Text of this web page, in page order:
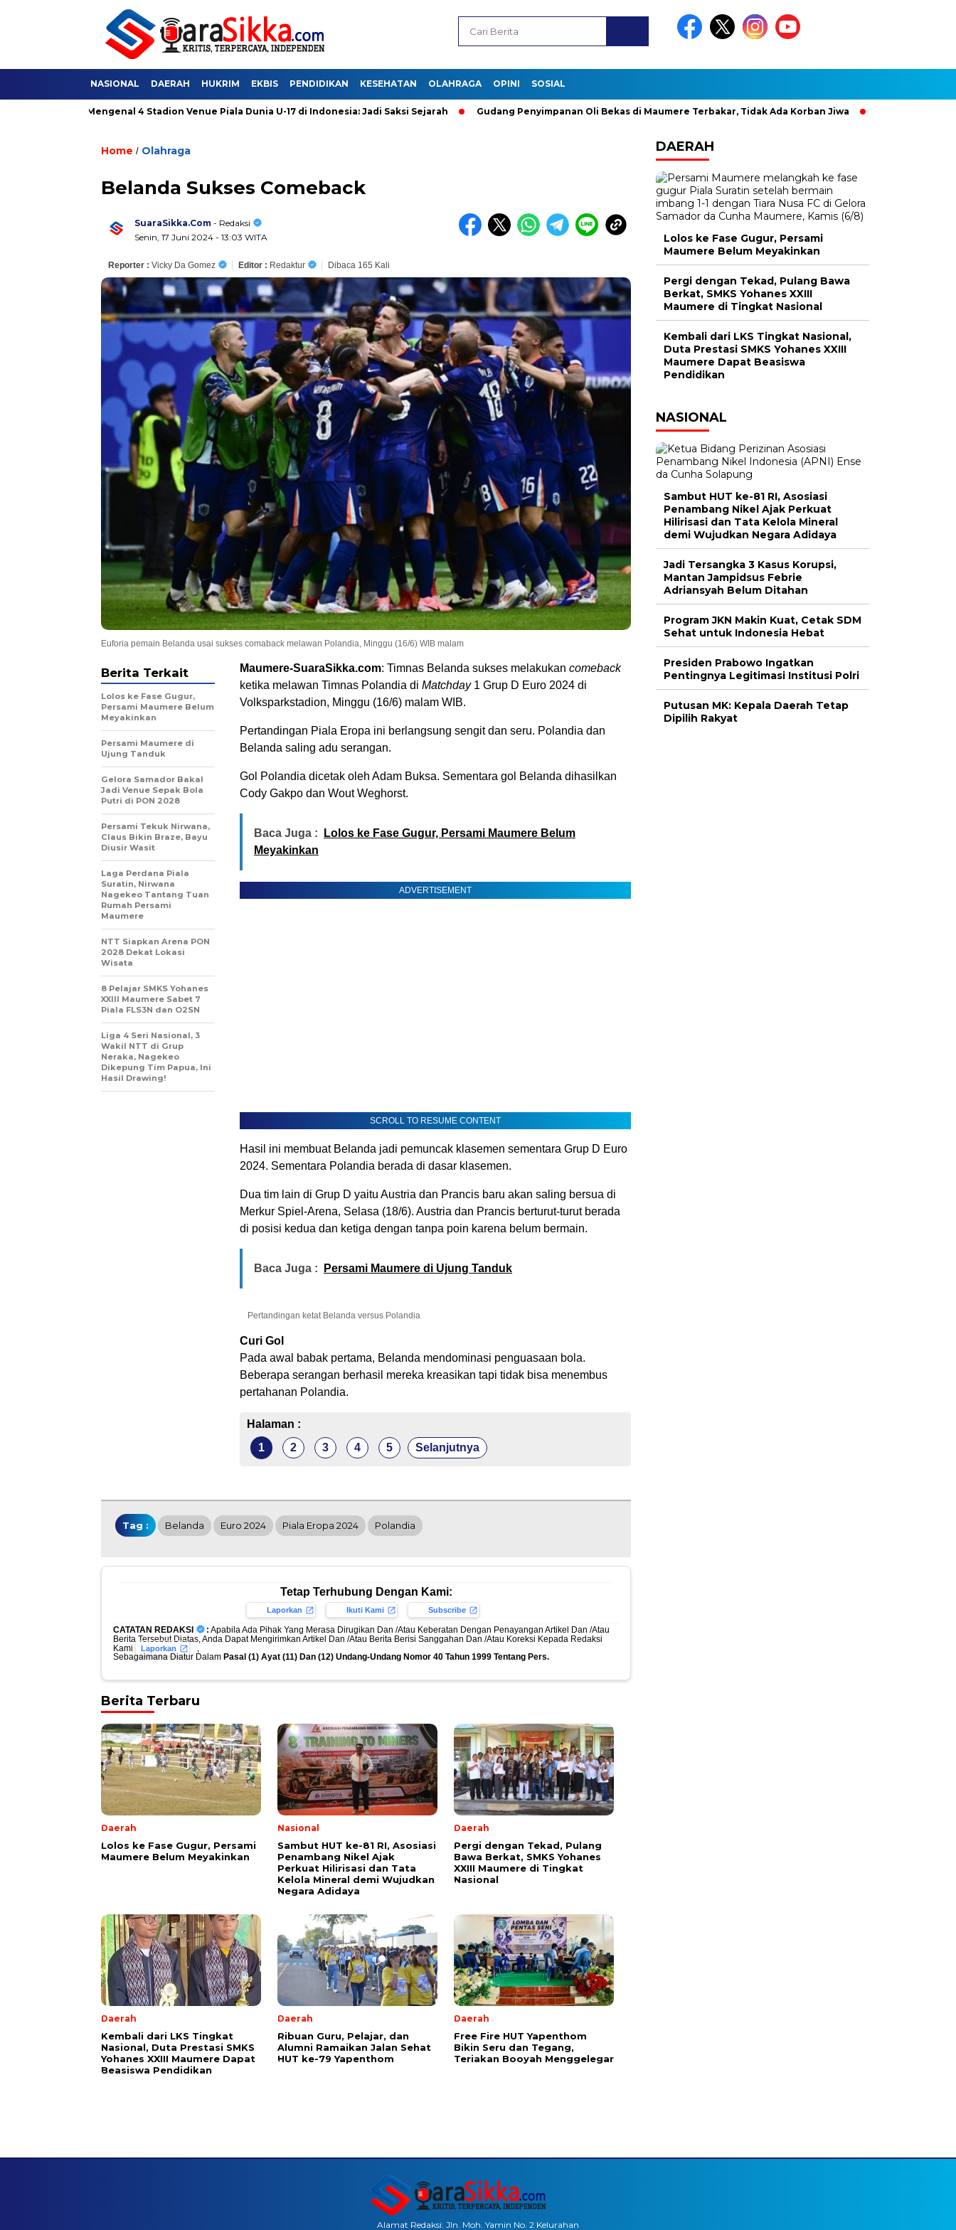
NASIONAL DAERAH HUKRIM EKBIS PENDIDIKAN KESEHATAN OLAHRAGA OPINI SOSIAL
Mengenal 4 Stadion Venue Piala Dunia U-17 di Indonesia: Jadi Saksi Sejarah Gudang Penyimpanan Oli Bekas di Maumere Terbakar, Tidak Ada Korban Jiwa Pesan Penjabat
Home / Olahraga
Belanda Sukses Comeback
SuaraSikka.Com - Redaksi
Senin, 17 Juni 2024 - 13:03 WITA
Reporter : Vicky Da Gomez Editor : Redaktur Dibaca 165 Kali
Euforia pemain Belanda usai sukses comaback melawan Polandia, Minggu (16/6) WIB malam
Maumere-SuaraSikka.com: Timnas Belanda sukses melakukan comeback
ketika melawan Timnas Polandia di Matchday1 Grup D Euro 2024 di
Volksparkstadion, Minggu (16/6) malam WIB.
Pertandingan Piala Eropa ini berlangsung sengit dan seru. Polandia dan
Belanda saling adu serangan.
Gol Polandia dicetak oleh Adam Buksa. Sementara gol Belanda dihasilkan
Cody Gakpo dan Wout Weghorst.
Baca Juga :
Lolos ke Fase Gugur, Persami Maumere Belum
Meyakinkan
ADVERTISEMENT
SCROLL TO RESUME CONTENT
Hasil ini membuat Belanda jadi pemuncak klasemen sementara Grup D Euro
2024. Sementara Polandia berada di dasar klasemen.
Dua tim lain di Grup D yaitu Austria dan Prancis baru akan saling bersua di
Merkur Spiel-Arena, Selasa (18/6). Austria dan Prancis berturut-turut berada
di posisi kedua dan ketiga dengan tanpa poin karena belum bermain.
Baca Juga : Persami Maumere di Ujung Tanduk
Pertandingan ketat Belanda versus Polandia
Curi Gol
Pada awal babak pertama, Belanda mendominasi penguasaan bola.
Beberapa serangan berhasil mereka kreasikan tapi tidak bisa menembus
pertahanan Polandia.
Halaman :
1
2 3 4 5 Selanjutnya
Berita Terkait
Lolos ke Fase Gugur,
Persami Maumere Belum
Meyakinkan
Persami Maumere di
Ujung Tanduk
Gelora Samador Bakal
Jadi Venue Sepak Bola
Putri di PON 2028
Persami Tekuk Nirwana,
Claus Bikin Braze, Bayu
Diusir Wasit
Laga Perdana Piala
Suratin, Nirwana
Nagekeo Tantang Tuan
Rumah Persami
Maumere
NTT Siapkan Arena PON
2028 Dekat Lokasi
Wisata
8 Pelajar SMKS Yohanes
XXIII Maumere Sabet 7
Piala FLS3N dan O2SN
Liga 4 Seri Nasional, 3
Wakil NTT di Grup
Neraka, Nagekeo
Dikepung Tim Papua, Ini
Hasil Drawing!
Tag : Belanda Euro 2024 Piala Eropa 2024 Polandia
Tetap Terhubung Dengan Kami:
Laporkan Ikuti Kami Subscribe
CATATAN REDAKSI : Apabila Ada Pihak Yang Merasa Dirugikan Dan /Atau Keberatan Dengan Penayangan Artikel Dan /Atau
Berita Tersebut Diatas, Anda Dapat Mengirimkan Artikel Dan /Atau Berita Berisi Sanggahan Dan /Atau Koreksi Kepada Redaksi
Kami
Laporkan
,
Sebagaimana Diatur Dalam Pasal (1) Ayat (11) Dan (12) Undang-Undang Nomor 40 Tahun 1999 Tentang Pers.
Berita Terbaru
Daerah
Lolos ke Fase Gugur, Persami
Maumere Belum Meyakinkan
Nasional
Sambut HUT ke-81 RI, Asosiasi
Penambang Nikel Ajak
Perkuat Hilirisasi dan Tata
Kelola Mineral demi Wujudkan
Negara Adidaya
Daerah
Pergi dengan Tekad, Pulang
Bawa Berkat, SMKS Yohanes
XXIII Maumere di Tingkat
Nasional
Daerah
Kembali dari LKS Tingkat
Nasional, Duta Prestasi SMKS
Yohanes XXIII Maumere Dapat
Beasiswa Pendidikan
Daerah
Ribuan Guru, Pelajar, dan
Alumni Ramaikan Jalan Sehat
HUT ke-79 Yapenthom
Daerah
Free Fire HUT Yapenthom
Bikin Seru dan Tegang,
Teriakan Booyah Menggelegar
DAERAH
Lolos ke Fase Gugur, Persami
Maumere Belum Meyakinkan
Pergi dengan Tekad, Pulang Bawa
Berkat, SMKS Yohanes XXIII
Maumere di Tingkat Nasional
Kembali dari LKS Tingkat Nasional,
Duta Prestasi SMKS Yohanes XXIII
Maumere Dapat Beasiswa
Pendidikan
NASIONAL
Sambut HUT ke-81 RI, Asosiasi
Penambang Nikel Ajak Perkuat
Hilirisasi dan Tata Kelola Mineral
demi Wujudkan Negara Adidaya
Jadi Tersangka 3 Kasus Korupsi,
Mantan Jampidsus Febrie
Adriansyah Belum Ditahan
Program JKN Makin Kuat, Cetak SDM
Sehat untuk Indonesia Hebat
Presiden Prabowo Ingatkan
Pentingnya Legitimasi Institusi Polri
Putusan MK: Kepala Daerah Tetap
Dipilih Rakyat
Alamat Redaksi: Jln. Moh. Yamin No. 2 Kelurahan